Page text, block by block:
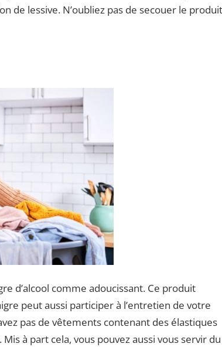
de lessive. N’oubliez pas de secouer le produit
d’alcool comme adoucissant. Ce produit
peut aussi participer à l’entretien de votre
pas de vêtements contenant des élastiques
à part cela, vous pouvez aussi vous servir du